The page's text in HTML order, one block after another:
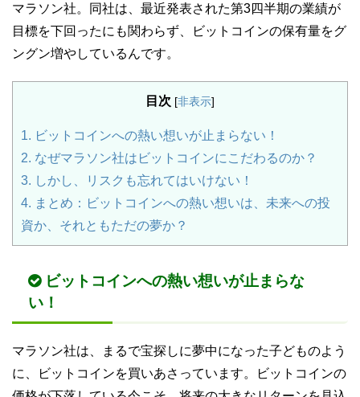
マラソン社。同社は、最近発表された第3四半期の業績が
目標を下回ったにも関わらず、ビットコインの保有量をグ
ングン増やしているんです。
目次 [非表示]
1. ビットコインへの熱い想いが止まらない！
2. なぜマラソン社はビットコインにこだわるのか？
3. しかし、リスクも忘れてはいけない！
4. まとめ：ビットコインへの熱い想いは、未来への投
資か、それともただの夢か？
ビットコインへの熱い想いが止まらな
い！
マラソン社は、まるで宝探しに夢中になった子どものよう
に、ビットコインを買いあさっています。ビットコインの